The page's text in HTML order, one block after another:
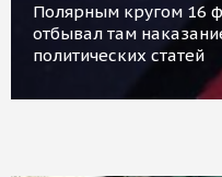
Полярным кругом 16
отбывал там
политических статей